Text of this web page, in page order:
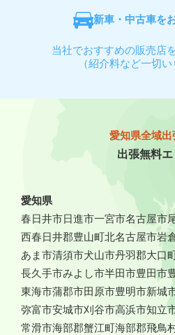
新車・中古車を
当社でおすすめの販売店
（紹介料など一切い
愛知県全域出
出張無料
愛知県
春日井市日進市一宮市名古屋市
西春日井郡豊山町北名古屋市岩
あま市清須市犬山市丹羽郡大口
長久手市みよし市半田市豊田市
東海市蒲郡市田原市豊明市新城
弥富市安城市刈谷市高浜市知立
常滑市海部郡蟹江町海部郡飛鳥